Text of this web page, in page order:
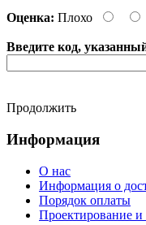
Оценка: Плохо
Введите код,
Продолжить
Информация
О нас
Информация о
Порядок оплаты
Проектирование